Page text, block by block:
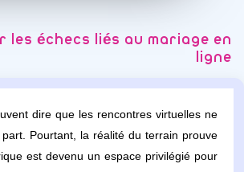
les échecs liés au mariage en
ligne
dire que les rencontres virtuelles ne
Pourtant, la réalité du terrain prouve
est devenu un espace privilégié pour